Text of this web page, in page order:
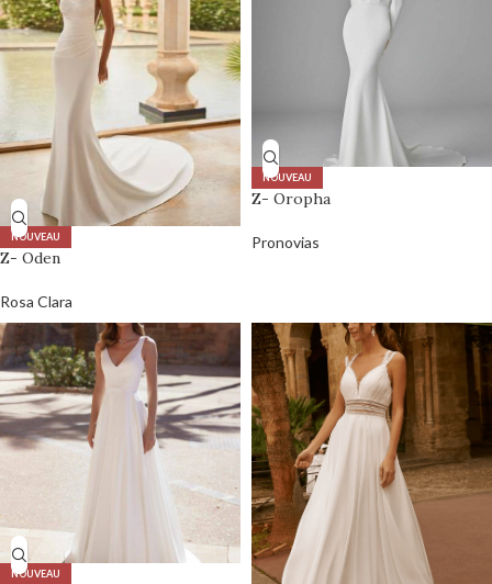
NOUVEAU
Z- Oden
Rosa Clara
NOUVEAU
Z- Oropha
Pronovias
NOUVEAU